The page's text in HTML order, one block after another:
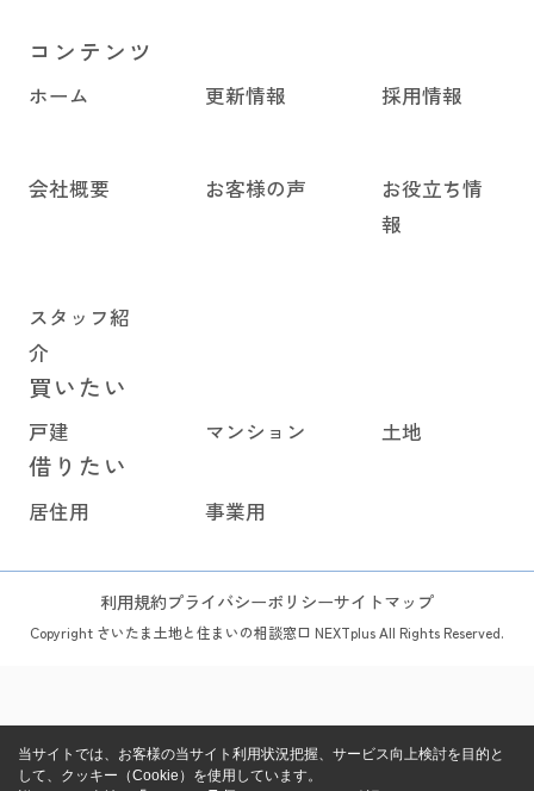
コンテンツ
ホーム 更新情報 採用情報
会社概要 お客様の声
お役立ち情
報
スタッフ紹
介
買いたい
戸建 マンション 土地
借りたい
居住用 事業用
利用規約プライバシーポリシーサイトマップ
Copyright さいたま土地と住まいの相談窓口 NEXTplus All Rights Reserved.
当サイトでは、お客様の当サイト利用状況把握、サービス向上検討を目的と
して、クッキー（Cookie）を使用しています。